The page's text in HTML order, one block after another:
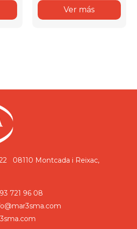
Ver más
08110 Montcada i Reixac,
93 721 96 08